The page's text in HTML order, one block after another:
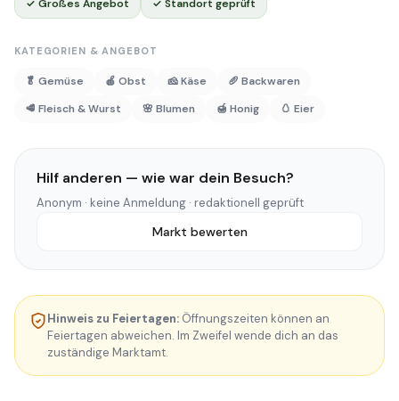
✓ Großes Angebot ✓ Standort geprüft
KATEGORIEN & ANGEBOT
🥬 Gemüse 🍎 Obst 🧀 Käse
🥖 Backwaren
🥩 Fleisch & Wurst
🌸 Blumen 🍯 Honig 🥚 Eier
Hilf anderen — wie war dein Besuch?
Anonym · keine Anmeldung · redaktionell geprüft
Markt bewerten
Hinweis zu Feiertagen: Öffnungszeiten können an
Feiertagen abweichen. Im Zweifel wende dich an das
zuständige Marktamt.